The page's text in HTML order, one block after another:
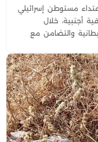
مستوطن إسرائيلي
أجنبية، خلال
والتضامن مع